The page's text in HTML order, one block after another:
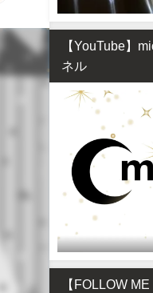
【YouTube】
ネル
【FOLLOW